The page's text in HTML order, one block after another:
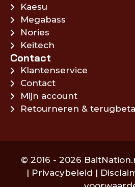
Kaesu
Megabass
Nories
Keitech
Contact
Klantenservice
Contact
Mijn account
Retourneren &
© 2016 - 2026
| Privacybeleid |